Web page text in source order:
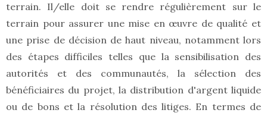
terrain. Il/elle doit se rendre régulièrement sur le
terrain pour assurer une mise en œuvre de qualité et
une prise de décision de haut niveau, notamment lors
des étapes difficiles telles que la sensibilisation des
autorités et des communautés, la sélection des
bénéficiaires du projet, la distribution d'argent liquide
ou de bons et la résolution des litiges. En termes de